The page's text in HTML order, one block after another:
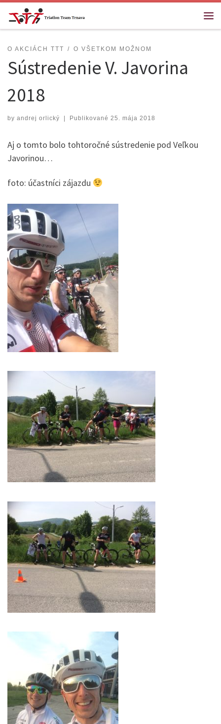
Skip to content
O AKCIÁCH TTT O VŠETKOM MOŽNOM
Sústredenie V. Javorina
2018
by andrej orlický Publikované 25. mája 2018
Aj o tomto bolo tohtoročné sústredenie pod Veľkou
Javorinou…
foto: účastníci zájazdu